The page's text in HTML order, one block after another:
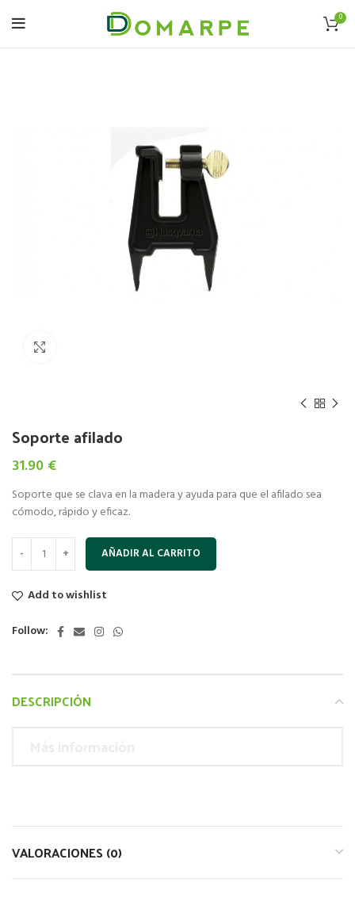
0
Soporte afilado
31.90 €
Soporte que se clava en la madera y ayuda para que el afilado sea
cómodo, rápido y eficaz.
AÑADIR AL CARRITO
Add to wishlist
Follow:
DESCRIPCIÓN
VALORACIONES (0)